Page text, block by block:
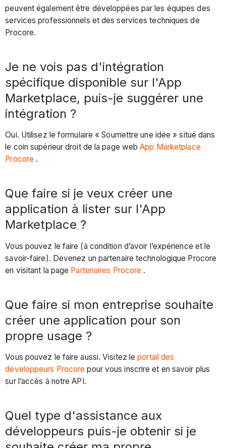
peuvent également être développées par les équipes des
services professionnels et des services techniques de
Procore.
Je ne vois pas d'intégration
spécifique disponible sur l'App
Marketplace, puis-je suggérer une
intégration ?
Oui. Utilisez le formulaire « Soumettre une idée » situé dans
le coin supérieur droit de la page webApp Marketplace
Procore .
Que faire si je veux créer une
application à lister sur l'App
Marketplace ?
Vous pouvez le faire (à condition d’avoir l’expérience et le
savoir-faire). Devenez un partenaire technologique Procore
en visitant la page Partenaires Procore .
Que faire si mon entreprise souhaite
créer une application pour son
propre usage ?
Vous pouvez le faire aussi. Visitez leportail des
développeurs Procore pour vous inscrire et en savoir plus
sur l’accès à notre API.
Quel type d'assistance aux
développeurs puis-je obtenir si je